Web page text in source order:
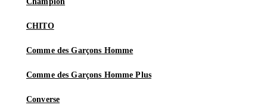
CHITO
Comme des Garçons Homme
Comme des Garçons Homme Plus
Converse